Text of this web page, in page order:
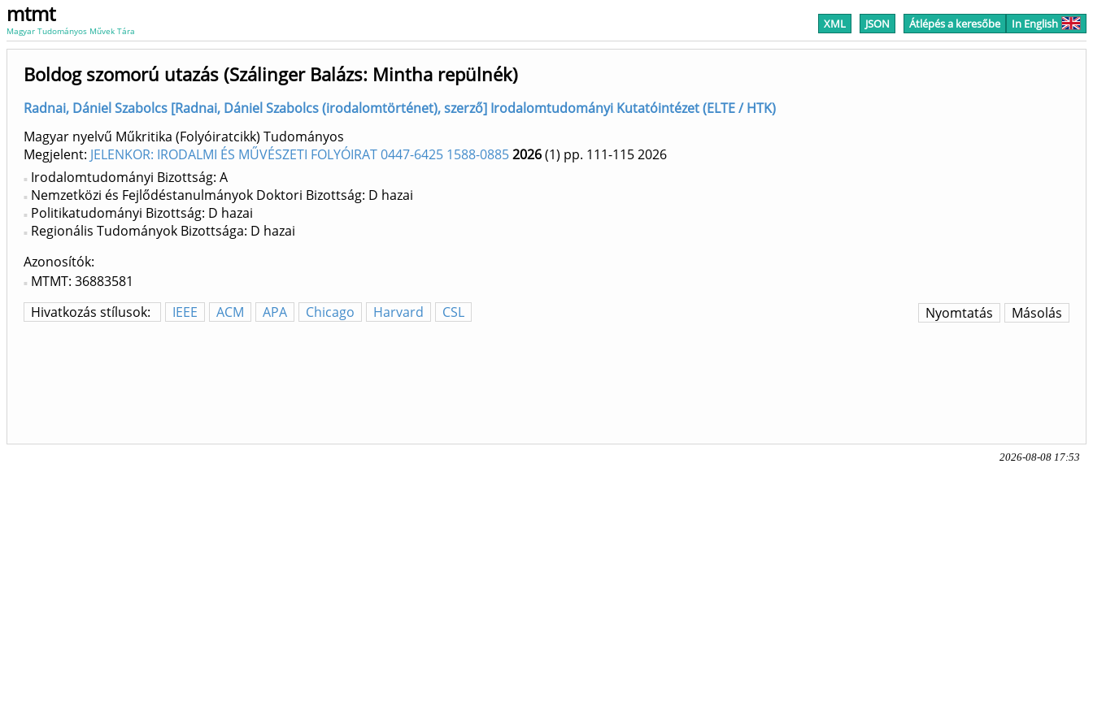
mtmt
Magyar Tudományos Művek Tára XML JSON Átlépés a keresőbe In English
Boldog szomorú utazás (Szálinger Balázs: Mintha repülnék)
Radnai, Dániel Szabolcs [Radnai, Dániel Szabolcs (irodalomtörténet), szerző] Irodalomtudományi Kutatóintézet (ELTE / HTK)
Magyar nyelvű Műkritika (Folyóiratcikk) Tudományos
Megjelent: JELENKOR: IRODALMI ÉS MŰVÉSZETI FOLYÓIRAT 0447-6425 1588-08852026(1) pp. 111-1152026
Irodalomtudományi Bizottság: A
Nemzetközi és Fejlődéstanulmányok Doktori Bizottság: D hazai
Politikatudományi Bizottság: D hazai
Regionális Tudományok Bizottsága: D hazai
Azonosítók
MTMT: 36883581
Hivatkozás stílusok:
IEEE ACM APA Chicago Harvard CSL Másolás
Nyomtatás
2026-08-08 17:53